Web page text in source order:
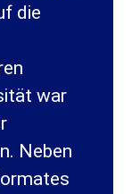
die
war
Neben